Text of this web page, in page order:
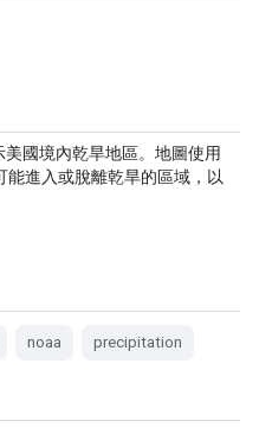
國境內乾旱地區。地圖使用
進入或脫離乾旱的區域，以
noaa precipitation